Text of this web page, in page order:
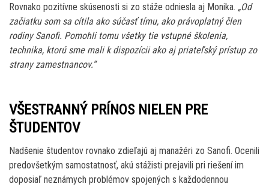
Rovnako pozitívne skúsenosti si zo stáže odniesla aj Monika. „Od
začiatku som sa cítila ako súčasť tímu, ako právoplatný člen
rodiny Sanofi. Pomohli tomu všetky tie vstupné školenia,
technika, ktorú sme mali k dispozícii ako aj priateľský prístup zo
strany zamestnancov.“
VŠESTRANNÝ PRÍNOS NIELEN PRE
ŠTUDENTOV
Nadšenie študentov rovnako zdieľajú aj manažéri zo Sanofi. Ocenili
predovšetkým samostatnosť, akú stážisti prejavili pri riešení im
doposiaľ neznámych problémov spojených s každodennou